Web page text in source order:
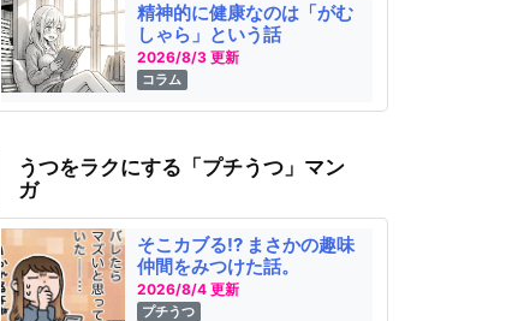
精神的に健康なのは「がむ
しゃら」という話
2026/8/3 更新
コラム
うつをラクにする「プチうつ」マン
ガ
そこカブる!? まさかの趣味
仲間をみつけた話。
2026/8/4 更新
プチうつ